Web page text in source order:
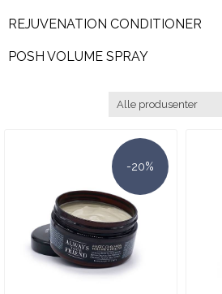
REJUVENATION CONDITIONER
POSH VOLUME SPRAY
-20%